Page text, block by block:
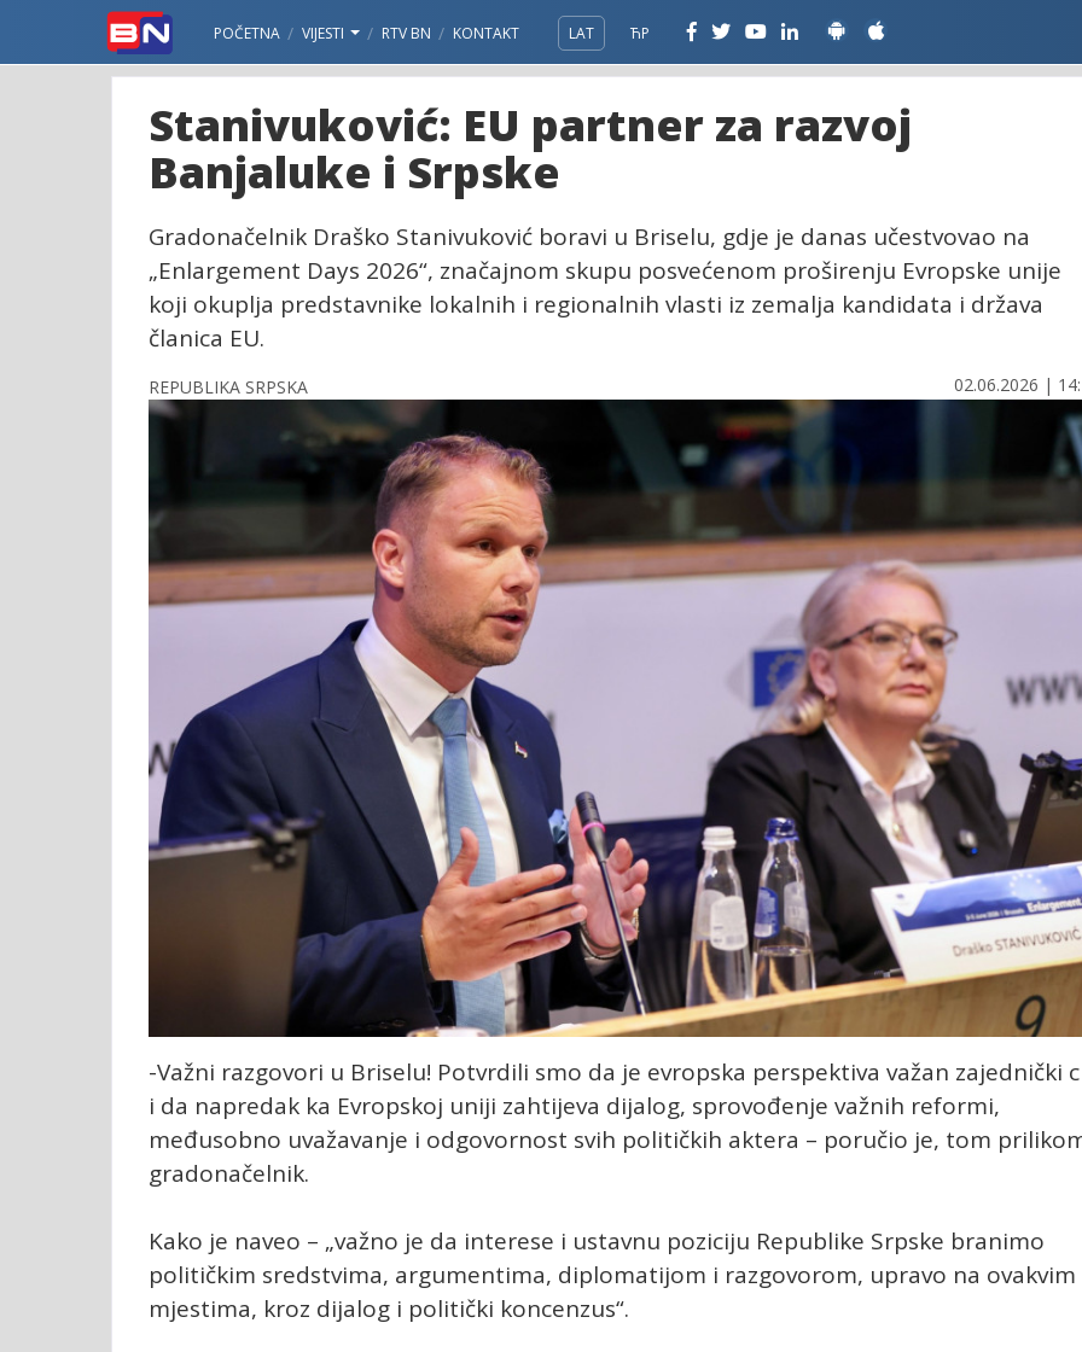
POČETNA VIJESTI RTV BN KONTAKT LAT ЋР
Stanivuković: EU partner za razvoj
Banjaluke i Srpske
Gradonačelnik Draško Stanivuković boravi u Briselu, gdje je danas učestvovao na
„Enlargement Days 2026“, značajnom skupu posvećenom proširenju Evropske unije
koji okuplja predstavnike lokalnih i regionalnih vlasti iz zemalja kandidata i država
članica EU.
REPUBLIKA SRPSKA 02.06.2026 |
-Važni razgovori u Briselu! Potvrdili smo da je evropska perspektiva važan zajednički
i da napredak ka Evropskoj uniji zahtijeva dijalog, sprovođenje važnih reformi,
međusobno uvažavanje i odgovornost svih političkih aktera – poručio je, tom
gradonačelnik.
Kako je naveo – „važno je da interese i ustavnu poziciju Republike Srpske branimo
političkim sredstvima, argumentima, diplomatijom i razgovorom, upravo na ovakvim
mjestima, kroz dijalog i politički koncenzus“.